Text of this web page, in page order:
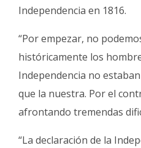
Independencia en 1816.
“Por empezar, no
históricamente los
Independencia no
que la nuestra. Por el
afrontando tremendas
“La declaración de la